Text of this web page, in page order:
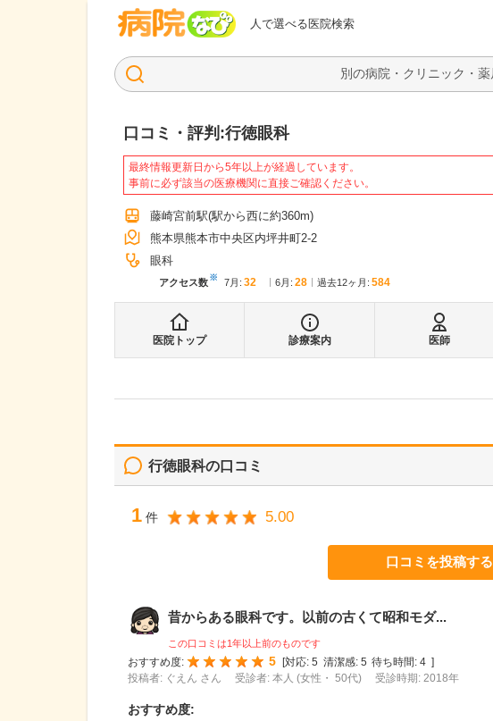
人で選べる医院検索
病院なび
口コミ・評判:行徳眼科
最終情報更新日から5年以上が経過しています。
事前に必ず該当の医療機関に直接ご確認ください。
藤崎宮前駅(駅から西に約360m)
熊本県熊本市中央区内坪井町2-2
眼科
アクセス数※ 7月 : 32 6月 : 28 過去12ヶ月: 584
医院トップ 診療案内 医師
行徳眼科の口コミ
1 件 5.00
口コミを投稿する
昔からある眼科です。以前の古くて昭和モダ...
この口コミは1年以上前のものです
おすすめ度:
5 [対応: 5 清潔感: 5 待ち時間: 4 ]
投稿者: ぐえん さん
受診者: 本人 (女性・ 50代) 受診時期: 2018年
おすすめ度: